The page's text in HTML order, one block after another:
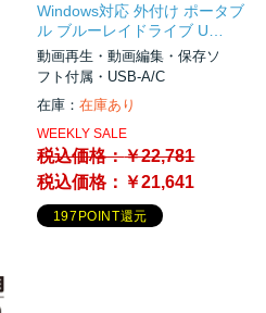
Windows対応 外付け ポータブ
ル ブルーレイドライブ U…
動画再生・動画編集・保存ソ
フト付属・USB-A/C
在庫：在庫あり
WEEKLY SALE
税込価格：￥22,781
税込価格： ￥21,641
197POINT還元